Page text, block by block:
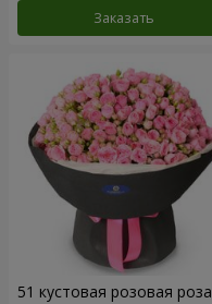
Заказать
51 кустовая розовая роза